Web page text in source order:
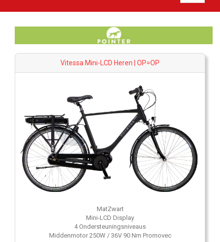
Vitessa Mini-LCD Heren | OP=OP
MatZwart
Mini-LCD Display
4 Ondersteuningsniveaus
Middenmotor 250W / 36V 90 Nm Promovec